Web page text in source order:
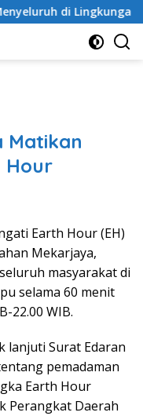
di Lingkungan Sekolah
Matikan
Hour
Earth Hour (EH)
Mekarjaya,
masyarakat di
selama 60 menit
22.00 WIB.
lanjuti Surat Edaran
pemadaman
Earth Hour
Perangkat Daerah